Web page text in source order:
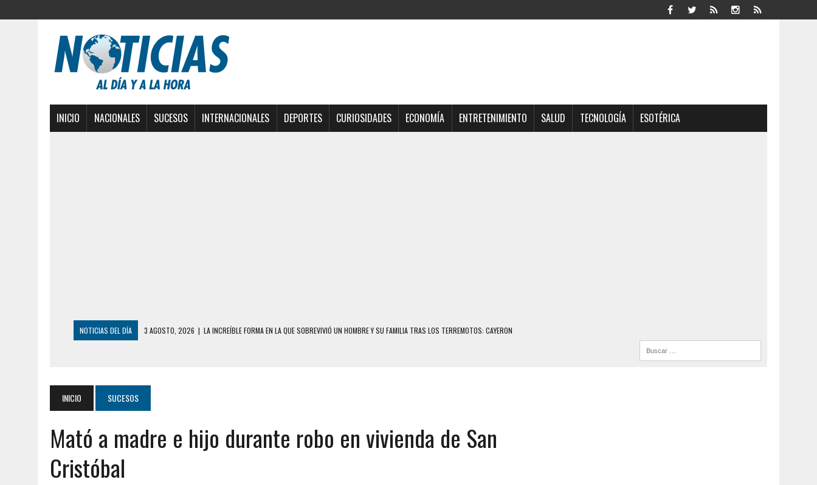
INICIO NACIONALES SUCESOS INTERNACIONALES DEPORTES CURIOSIDADES ECONOMÍA ENTRETENIMIENTO SALUD TECNOLOGÍA ESOTÉRICA
NOTICIAS DEL DÍA 3 AGOSTO, 2026 | LA INCREÍBLE FORMA EN LA QUE SOBREVIVIÓ UN HOMBRE Y SU FAMILIA TRAS LOS TERREMOTOS: CAYERON
2 AGOSTO, 2026 | COLAPSÓ TECHO DE UNA VIVIENDA EN EL CENTRO DE CARACAS CON MÁS DE 20 PERSONAS ADENTRO
2 AGOSTO, 2026
FALCÓN: MUJER ATACÓ CON UN CUCHILLO A SUS HIJOS, UNO PERDIÓ LA VIDA
6 AGOSTO, 2026 | MISTERIOSA MUERTE DE MODELO EN MONAGAS: HALLARON EL CUERPO DENTRO DE SU CASA
6 AGOSTO, 2026
INICIO SUCESOS
Mató a madre e hijo durante robo en vivienda de San
Cristóbal